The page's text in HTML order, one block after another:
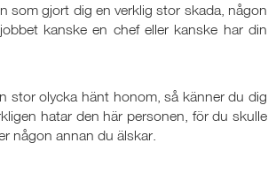
som gjort dig en verklig stor skada, någon
kanske en chef eller kanske har din
stor olycka hänt honom, så känner du dig
hatar den här personen, för du skulle
någon annan du älskar.